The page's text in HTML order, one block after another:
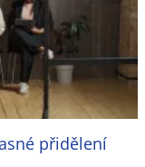
přidělení